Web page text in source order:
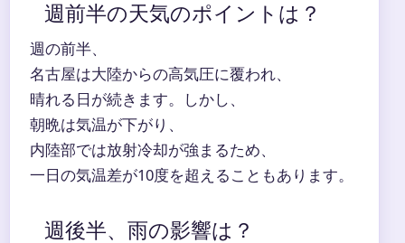
週前半の天気のポイントは？
週の前半、
名古屋は大陸からの高気圧に覆われ、
晴れる日が続きます。しかし、
朝晩は気温が下がり、
内陸部では放射冷却が強まるため、
一日の気温差が10度を超えることもあります。
週後半、雨の影響は？